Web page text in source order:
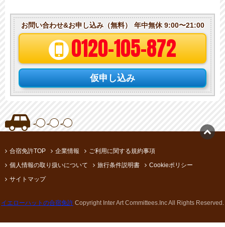
お問い合わせ&お申し込み（無料） 年中無休 9:00〜21:00
0120-105-872
仮申し込み

合宿免許TOP 企業情報
ご利用に関する規約事項
個人情報の取り扱いについて
旅行条件説明書
Cookieポリシー
サイトマップ
イエローハットの合宿免許 Copyright Inter Art Committees.Inc All Rights Reserved.